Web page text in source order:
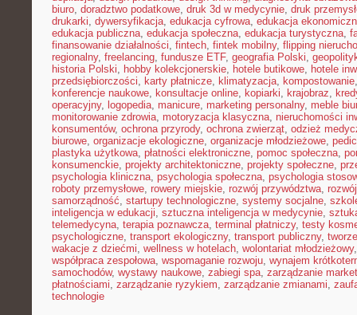
biuro, doradztwo podatkowe, druk 3d w medycynie, druk
drukarki, dywersyfikacja, edukacja cyfrowa, edukacja
edukacja publiczna, edukacja społeczna, edukacja turystyczna,
finansowanie działalności, fintech, fintek mobilny, flipping
regionalny, freelancing, fundusze ETF, geografia Polski,
historia Polski, hobby kolekcjonerskie, hotele butikowe, hotele
przedsiębiorczości, karty płatnicze, klimatyzacja, kompostowanie
konferencje naukowe, konsultacje online, kopiarki, krajobraz,
operacyjny, logopedia, manicure, marketing personalny, meble
monitorowanie zdrowia, motoryzacja klasyczna, nieruchomości
konsumentów, ochrona przyrody, ochrona zwierząt, odzież
biurowe, organizacje ekologiczne, organizacje młodzieżowe,
plastyka użytkowa, płatności elektroniczne, pomoc społeczna,
konsumenckie, projekty architektoniczne, projekty społeczne,
psychologia kliniczna, psychologia społeczna, psychologia
roboty przemysłowe, rowery miejskie, rozwój przywództwa,
samorządność, startupy technologiczne, systemy socjalne,
inteligencja w edukacji, sztuczna inteligencja w medycynie,
telemedycyna, terapia poznawcza, terminal płatniczy, testy
psychologiczne, transport ekologiczny, transport publiczny,
wakacje z dziećmi, wellness w hotelach, wolontariat młodzieżowy
współpraca zespołowa, wspomaganie rozwoju, wynajem
samochodów, wystawy naukowe, zabiegi spa, zarządzanie
płatnościami, zarządzanie ryzykiem, zarządzanie zmianami,
technologie